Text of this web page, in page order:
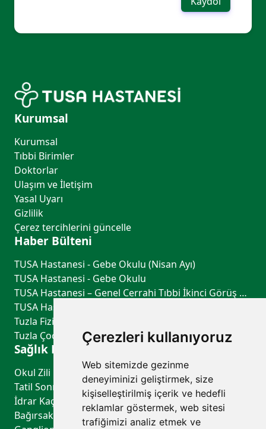
Çerezleri kullanıyoruz
Web sitemizde gezinme
deneyiminizi geliştirmek, size
kişiselleştirilmiş içerik ve hedefli
reklamlar göstermek, web sitesi
trafiğimizi analiz etmek ve
Kurumsal
Kurumsal
Tıbbi Birimler
Doktorlar
Ulaşım ve İletişim
Yasal Uyarı
Gizlilik
Çerez tercihlerini güncelle
Haber Bülteni
TUSA Hastanesi - Gebe Okulu (Nisan Ayı)
TUSA Hastanesi - Gebe Okulu
TUSA Hastanesi – Genel Cerrahi Tıbbi İkinci Görüş Hizmeti
Tuzla Fiziksel Tıp ve Rehabilitasyon - TUSA Hastanesi
Tuzla Çocuk Sağlığı ve Hastalıkları - TUSA Hastanesi
Sağlık Rehberi
Bağırsak Sağlığının Genel Sağlık Üzerindeki Etkileri